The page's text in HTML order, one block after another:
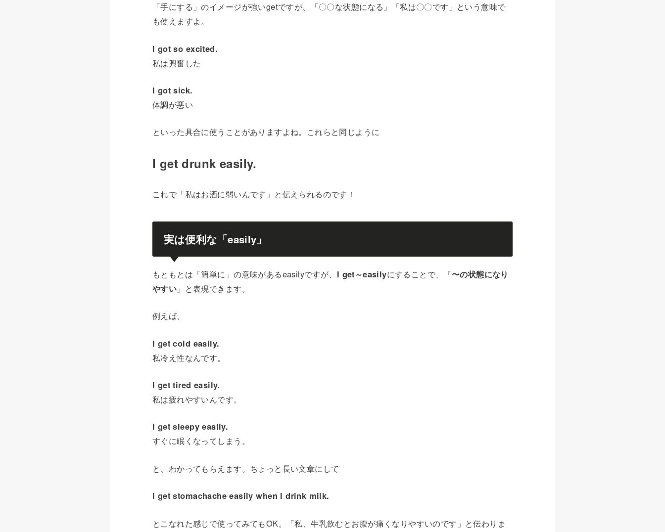
「手にする」のイメージが強いgetですが、「〇〇な状態になる」「私は〇〇です」という意味で
も使えますよ。
I got so excited.
私は興奮した
I got sick.
体調が悪い
といった具合に使うことがありますよね。これらと同じように
I get drunk easily.
これで「私はお酒に弱いんです」と伝えられるのです！
実は便利な「easily」
もともとは「簡単に」の意味があるeasilyですが、 I get～easilyにすることで、「〜の状態になり
やすい 」と表現できます。
例えば、
I get cold easily.
私冷え性なんです。
I get tired easily.
私は疲れやすいんです。
I get sleepy easily.
すぐに眠くなってしまう。
と、わかってもらえます。ちょっと長い文章にして
I get stomachache easily when I drink milk.
とこなれた感じで使ってみてもOK。「私、牛乳飲むとお腹が痛くなりやすいのです」と伝わりま